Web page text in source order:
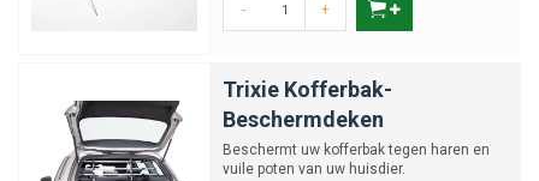
- +
Trixie Kofferbak-
Beschermdeken
Beschermt uw kofferbak tegen haren en
vuile poten van uw huisdier.